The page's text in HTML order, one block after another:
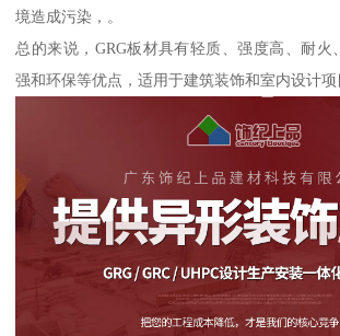
境造成污染，。
总的来说，GRG板材具有轻质、强度高、耐火
强和环保等优点，适用于建筑装饰和室内设计项